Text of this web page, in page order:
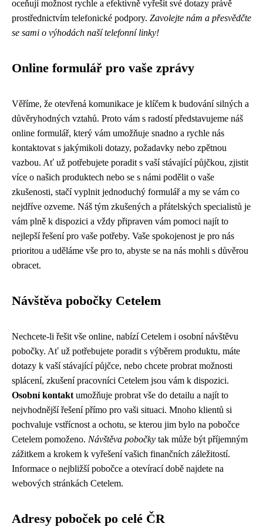
oceňují možnost rychle a efektivně vyřešit své dotazy právě
prostřednictvím telefonické podpory. Zavolejte nám a přesvědčte
se sami o výhodách naší telefonní linky!
Online formulář pro vaše zprávy
Věříme, že otevřená komunikace je klíčem k budování silných a
důvěryhodných vztahů. Proto vám s radostí představujeme náš
online formulář, který vám umožňuje snadno a rychle nás
kontaktovat s jakýmikoli dotazy, požadavky nebo zpětnou
vazbou. Ať už potřebujete poradit s vaší stávající půjčkou, zjistit
více o našich produktech nebo se s námi podělit o vaše
zkušenosti, stačí vyplnit jednoduchý formulář a my se vám co
nejdříve ozveme. Náš tým zkušených a přátelských specialistů je
vám plně k dispozici a vždy připraven vám pomoci najít to
nejlepší řešení pro vaše potřeby. Vaše spokojenost je pro nás
prioritou a uděláme vše pro to, abyste se na nás mohli s důvěrou
obracet.
Návštěva pobočky Cetelem
Nechcete-li řešit vše online, nabízí Cetelem i osobní návštěvu
pobočky. Ať už potřebujete poradit s výběrem produktu, máte
dotazy k vaší stávající půjčce, nebo chcete probrat možnosti
splácení, zkušení pracovníci Cetelem jsou vám k dispozici.
Osobní kontakt umožňuje probrat vše do detailu a najít to
nejvhodnější řešení přímo pro vaši situaci. Mnoho klientů si
pochvaluje vstřícnost a ochotu, se kterou jim bylo na pobočce
Cetelem pomoženo. Návštěva pobočky tak může být příjemným
zážitkem a krokem k vyřešení vašich finančních záležitostí.
Informace o nejbližší pobočce a otevírací době najdete na
webových stránkách Cetelem.
Adresy poboček po celé ČR